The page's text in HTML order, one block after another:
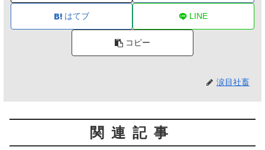
はてブ LINE
コピー
涙目社畜
関連記事